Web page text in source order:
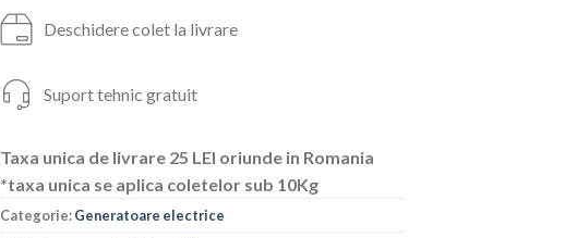
Deschidere colet la livrare
Suport tehnic gratuit
Taxa unica de livrare 25 LEI oriunde in Romania
*taxa unica se aplica coletelor sub 10Kg
Categorie:Generatoare electrice